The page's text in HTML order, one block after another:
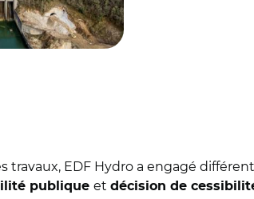
travaux, EDF Hydro a engagé
publique et décision de